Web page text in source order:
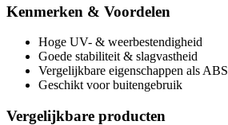
Kenmerken & Voordelen
Hoge UV- & weerbestendigheid
Goede stabiliteit & slagvastheid
Vergelijkbare eigenschappen als ABS
Geschikt voor buitengebruik
Vergelijkbare producten